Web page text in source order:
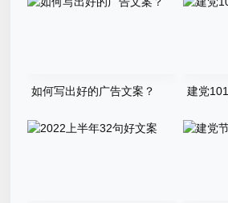
如何写出好的广告文案？ 建党